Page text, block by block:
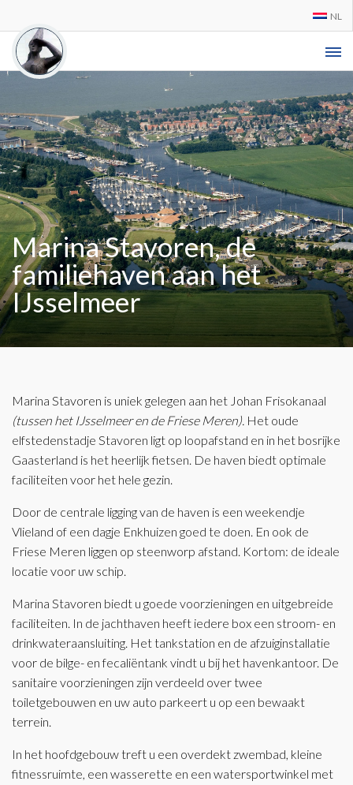
NL
Marina Stavoren, de
familiehaven aan het
IJsselmeer
Marina Stavoren is uniek gelegen aan het Johan Frisokanaal
(tussen het IJsselmeer en de Friese Meren). Het oude
elfstedenstadje Stavoren ligt op loopafstand en in het bosrijke
Gaasterland is het heerlijk fietsen. De haven biedt optimale
faciliteiten voor het hele gezin.
Door de centrale ligging van de haven is een weekendje
Vlieland of een dagje Enkhuizen goed te doen. En ook de
Friese Meren liggen op steenworp afstand. Kortom: de ideale
locatie voor uw schip.
Marina Stavoren biedt u goede voorzieningen en uitgebreide
faciliteiten. In de jachthaven heeft iedere box een stroom- en
drinkwateraansluiting. Het tankstation en de afzuiginstallatie
voor de bilge- en fecaliëntank vindt u bij het havenkantoor. De
sanitaire voorzieningen zijn verdeeld over twee
toiletgebouwen en uw auto parkeert u op een bewaakt
terrein.
In het hoofdgebouw treft u een overdekt zwembad, kleine
fitnessruimte, een wasserette en een watersportwinkel met